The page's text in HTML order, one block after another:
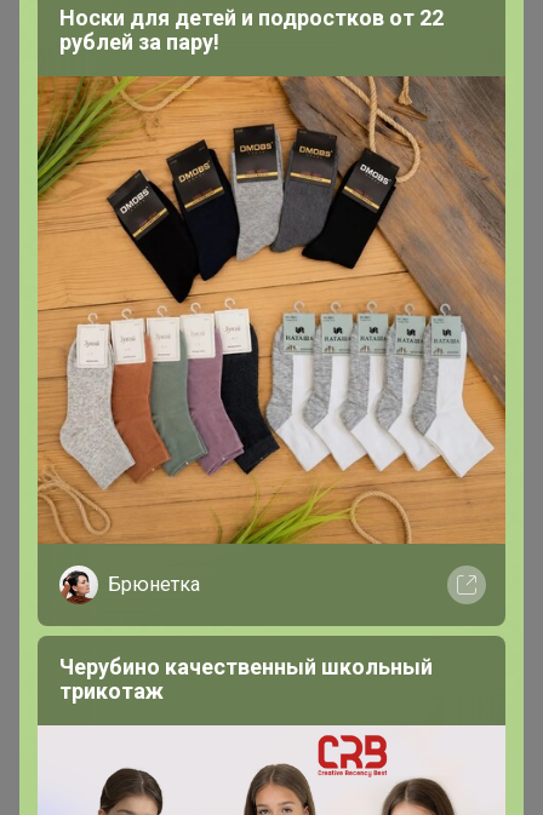
28 августа, 2025 21:13
Тоже уже второй месяц ожидания. Сообщите, когда
будет поставка?
lessik
Виртуоз СП
В теме "Любимый дом. Корпусная мебель от
производителя. СКИДКИ ДО 75%!!!"
17 августа, 2025 18:56
Добрый день. Подскажите, когда планируется
доставка?
lessik
В теме "Детская Nоblе Реoplе - новая коллекция!"
Марина, случайно 2 шт в корзине оказалось.
Носки для детей и подростков от 22
рублей за пару!
Брюнетка
Черубино качественный школьный
трикотаж